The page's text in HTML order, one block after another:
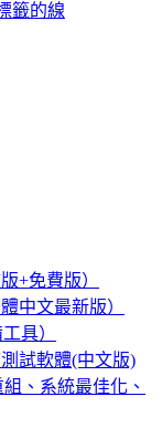
籤的線
+免費版）
中文最新版）
具）
測試軟體(中文版)
組、系統最佳化、